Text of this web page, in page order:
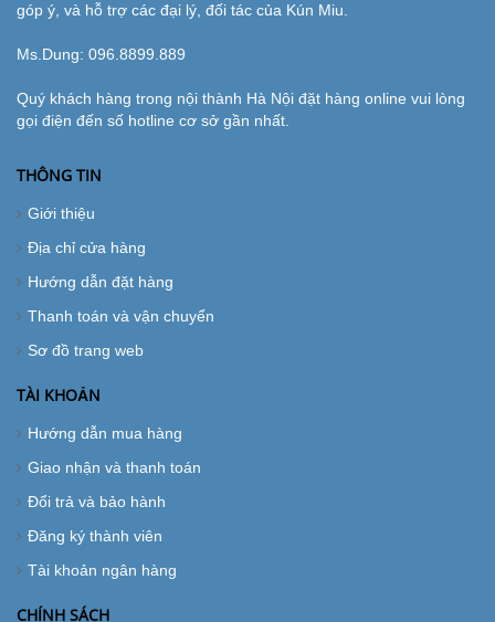
góp ý, và hỗ trợ các đại lý, đối tác của Kún Miu.
Ms.Dung: 096.8899.889
Quý khách hàng trong nội thành Hà Nội đặt hàng online vui lòng
gọi điện đến số hotline cơ sở gần nhất.
THÔNG TIN
Giới thiệu
Địa chỉ cửa hàng
Hướng dẫn đặt hàng
Thanh toán và vận chuyển
Sơ đồ trang web
TÀI KHOẢN
Hướng dẫn mua hàng
Giao nhận và thanh toán
Đổi trả và bảo hành
Đăng ký thành viên
Tài khoản ngân hàng
CHÍNH SÁCH